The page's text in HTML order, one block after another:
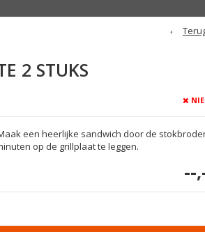
2 STUKS
een heerlijke sandwich door de
op de grillplaat te leggen.
--